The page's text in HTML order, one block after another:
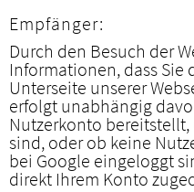
Empfänger:
Durch den Besuch der
Informationen, dass Sie
Unterseite unserer
erfolgt unabhängig
Nutzerkonto
sind, oder ob keine
bei Google eingeloggt
direkt Ihrem Konto